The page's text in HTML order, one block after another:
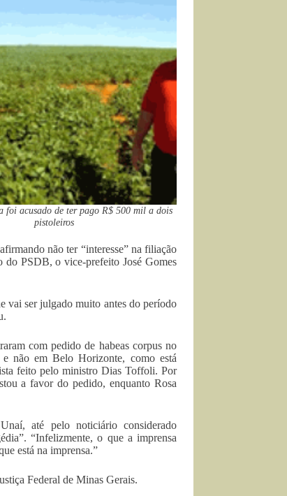
foi acusado de ter pago R$ 500 mil a dois
pistoleiros
não ter “interesse” na filiação
do PSDB, o vice-prefeito José Gomes
vai ser julgado muito antes do período
com pedido de habeas corpus no
não em Belo Horizonte, como está
feito pelo ministro Dias Toffoli. Por
a favor do pedido, enquanto Rosa
até pelo noticiário considerado
“Infelizmente, o que a imprensa
está na imprensa.”
Federal de Minas Gerais.